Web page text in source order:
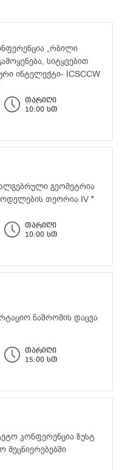
„რბილი
სიტყვებით
ინტელექტი- ICSCCW
თარიღი
10:00 სთ
გეომეტრია
თეორია IV "
თარიღი
10:00 სთ
ნაშრომის დაცვა
თარიღი
15:00 სთ
კონფერენცია ზუსტ
მეცნიერებებში